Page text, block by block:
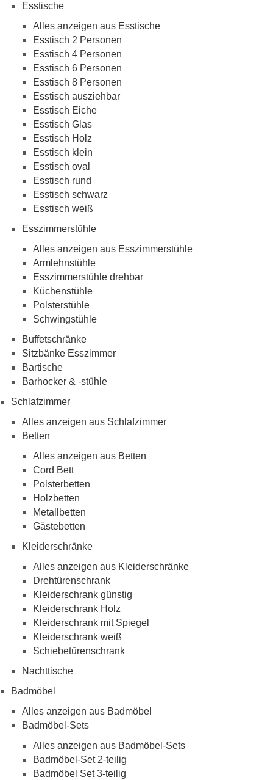
Esstische
Alles anzeigen aus Esstische
Esstisch 2 Personen
Esstisch 4 Personen
Esstisch 6 Personen
Esstisch 8 Personen
Esstisch ausziehbar
Esstisch Eiche
Esstisch Glas
Esstisch Holz
Esstisch klein
Esstisch oval
Esstisch rund
Esstisch schwarz
Esstisch weiß
Esszimmerstühle
Alles anzeigen aus Esszimmerstühle
Armlehnstühle
Esszimmerstühle drehbar
Küchenstühle
Polsterstühle
Schwingstühle
Buffetschränke
Sitzbänke Esszimmer
Bartische
Barhocker & -stühle
Schlafzimmer
Alles anzeigen aus Schlafzimmer
Betten
Alles anzeigen aus Betten
Cord Bett
Polsterbetten
Holzbetten
Metallbetten
Gästebetten
Kleiderschränke
Alles anzeigen aus Kleiderschränke
Drehtürenschrank
Kleiderschrank günstig
Kleiderschrank Holz
Kleiderschrank mit Spiegel
Kleiderschrank weiß
Schiebetürenschrank
Nachttische
Badmöbel
Alles anzeigen aus Badmöbel
Badmöbel-Sets
Alles anzeigen aus Badmöbel-Sets
Badmöbel-Set 2-teilig
Badmöbel Set 3-teilig